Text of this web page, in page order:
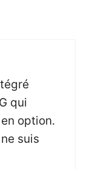
qui
option.
suis